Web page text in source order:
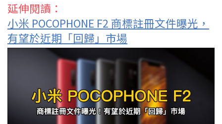
延伸閱讀：
小米 POCOPHONE F2 商標註冊文件曝光，
有望於近期「回歸」市場